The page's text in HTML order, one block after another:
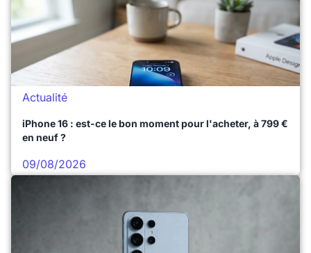
Actualité
iPhone 16 : est-ce le bon moment pour l'acheter, à 799 €
en neuf ?
09/08/2026